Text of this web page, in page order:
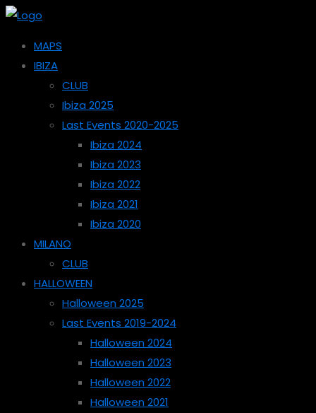
MAPS
IBIZA
CLUB
Ibiza 2025
Last Events 2020-2025
Ibiza 2024
Ibiza 2023
Ibiza 2022
Ibiza 2021
Ibiza 2020
MILANO
CLUB
HALLOWEEN
Halloween 2025
Last Events 2019-2024
Halloween 2024
Halloween 2023
Halloween 2022
Halloween 2021